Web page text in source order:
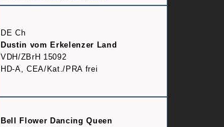
DE Ch
Dustin vom Erkelenzer Land
VDH/ZBrH 15092
HD-A, CEA/Kat./PRA frei
Bell Flower Dancing Queen